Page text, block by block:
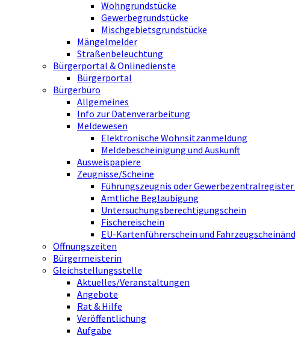
Wohngrundstücke
Gewerbegrundstücke
Mischgebietsgrundstücke
Mängelmelder
Straßenbeleuchtung
Bürgerportal & Onlinedienste
Bürgerportal
Bürgerbüro
Allgemeines
Info zur Datenverarbeitung
Meldewesen
Elektronische Wohnsitzanmeldung
Meldebescheinigung und Auskunft
Ausweispapiere
Zeugnisse/Scheine
Führungszeugnis oder Gewerbezentralregister
Amtliche Beglaubigung
Untersuchungsberechtigungschein
Fischereischein
EU-Kartenführerschein und
Öffnungszeiten
Bürgermeisterin
Gleichstellungsstelle
Aktuelles/Veranstaltungen
Angebote
Rat & Hilfe
Veröffentlichung
Aufgabe